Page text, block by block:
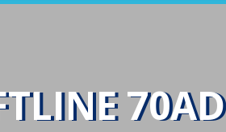
70AD